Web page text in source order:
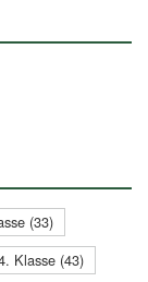
(33)
Klasse (43)